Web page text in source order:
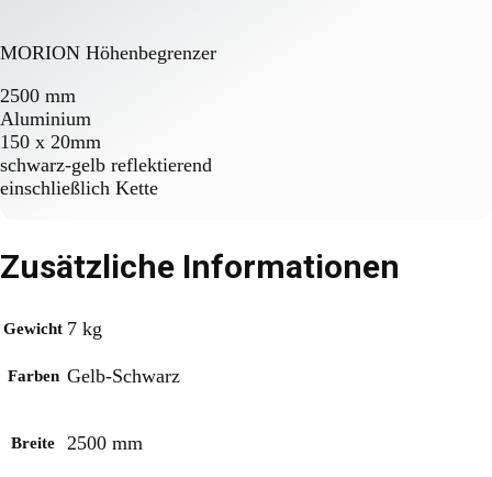
MORION Höhenbegrenzer
2500 mm
Aluminium
150 x 20mm
schwarz-gelb reflektierend
einschließlich Kette
Zusätzliche Informationen
Gewicht 7 kg
Farben Gelb-Schwarz
Breite 2500 mm